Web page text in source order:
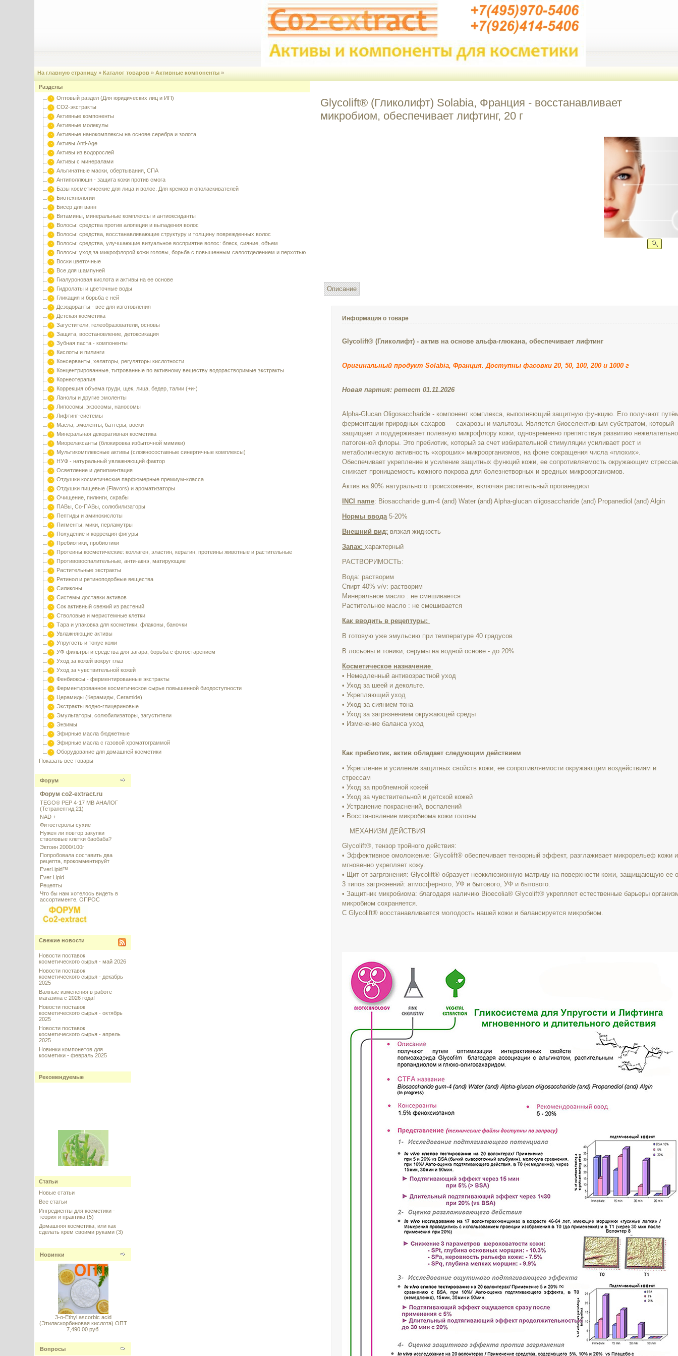
На главную страницу »Каталог товаров »Активные компоненты »
Разделы
Оптовый раздел (Для юридических лиц и ИП)
CO2-экстракты
Активные компоненты
Активные молекулы
Активные нанокомплексы на основе серебра и золота
Активы Anti-Age
Активы из водорослей
Активы с минералами
Альгинатные маски, обертывания, СПА
Антиполлюшн - защита кожи против смога
Базы косметические для лица и волос. Для кремов и ополаскивателей
Биотехнологии
Бисер для ванн
Витамины, минеральные комплексы и антиоксиданты
Волосы: средства против алопеции и выпадения волос
Волосы: средства, восстанавливающие структуру и толщину поврежденных волос
Волосы: средства, улучшающие визуальное восприятие волос: блеск, сияние, объем
Волосы: уход за микрофлорой кожи головы, борьба с повышенным салоотделением и перхотью
Воски цветочные
Все для шампуней
Гиалуроновая кислота и активы на ее основе
Гидролаты и цветочные воды
Гликация и борьба с ней
Дезодоранты - все для изготовления
Детская косметика
Загустители, гелеобразователи, основы
Защита, восстановление, детоксикация
Зубная паста - компоненты
Кислоты и пилинги
Консерванты, хелаторы, регуляторы кислотности
Концентрированные, титрованные по активному веществу водорастворимые экстракты
Корнеотерапия
Коррекция объема груди, щек, лица, бедер, талии (+и-)
Ланолы и другие эмоленты
Липосомы, экзосомы, наносомы
Лифтинг-системы
Масла, эмоленты, баттеры, воски
Минеральная декоративная косметика
Миорелаксанты (блокировка избыточной мимики)
Мультикомплексные активы (сложносоставные синергичные комплексы)
НУФ - натуральный увлажняющий фактор
Осветление и депигментация
Отдушки косметические парфюмерные премиум-класса
Отдушки пищевые (Flavors) и ароматизаторы
Очищение, пилинги, скрабы
ПАВы, Со-ПАВы, солюбилизаторы
Пептиды и аминокислоты
Пигменты, мики, перламутры
Похудение и коррекция фигуры
Пребиотики, пробиотики
Протеины косметические: коллаген, эластин, кератин, протеины животные и растительные
Противовоспалительные, анти-акнэ, матирующие
Растительные экстракты
Ретинол и ретиноподобные вещества
Силиконы
Системы доставки активов
Сок активный свежий из растений
Стволовые и меристемные клетки
Тара и упаковка для косметики, флаконы, баночки
Увлажняющие активы
Упругость и тонус кожи
УФ-фильтры и средства для загара, борьба с фотостарением
Уход за кожей вокруг глаз
Уход за чувствительной кожей
Фенбиоксы - ферментированные экстракты
Ферментированное косметическое сырье повышенной биодоступности
Церамиды (Керамиды, Ceramide)
Экстракты водно-глицериновые
Эмульгаторы, солюбилизаторы, загустители
Энзимы
Эфирные масла бюджетные
Эфирные масла с газовой хроматограммой
Оборудование для домашней косметики
Показать все товары
Форум
Форум co2-extract.ru
TEGO® PEP 4-17 MB АНАЛОГ
(Тетрапептид 21)
NAD +
Фитостеролы сухие
Нужен ли повтор закупки
стволовые клетки баобаба?
Эктоин 2000/100г
Попробовала составить два
рецепта, прокомментируйт
EverLipid™
Ever Lipid
Рецепты
Что бы нам хотелось видеть в
ассортименте, ОПРОС
Свежие новости
Новости поставок
косметического сырья - май 2026
Новости поставок
косметического сырья - декабрь
2025
Важные изменения в работе
магазина с 2026 года!
Новости поставок
косметического сырья - октябрь
2025
Новости поставок
косметического сырья - апрель
2025
Новинки компонетов для
косметики - февраль 2025
Рекомендуемые
HYDRASALINOL (Гидрасалинол)
- новый эффективный
увлажнитель кожи, 2 мл
---------
MATRIXYL Morphomics Sederma,
Франция - пептид против
вертикальных морщин
(Матриксил Морфомикс), 5 г
---------
Статьи
Новые статьи
Все статьи
Ингредиенты для косметики -
теория и практика (5)
Домашняя косметика, или как
сделать крем своими руками (3)
Новинки
3-o-Ethyl ascorbic acid
(Этиласкорбиновая кислота) ОПТ
7,490.00 руб.
Вопросы
Glycolift® (Гликолифт) Solabia, Франция - восстанавливает
микробиом, обеспечивает лифтинг, 20 г
Описание
Информация о товаре
Glycolift® (Гликолифт) - актив на основе альфа-глюкана, обеспечивает лифтинг
Оригинальный продукт Solabia, Франция. Доступны фасовки 20, 50, 100, 200 и 1000 г
Новая партия: ретест 01.11.2026
Alpha-Glucan Oligosaccharide - компонент комплекса, выполняющий защитную функцию. Его получают
ферментации природных сахаров — сахарозы и мальтозы. Является биоселективным субстратом, который
защищает и поддерживает полезную микрофлору кожи, одновременно препятствуя развитию
патогенной флоры. Это пребиотик, который за счет избирательной стимуляции усиливает рост и
метаболическую активность «хороших» микроорганизмов, на фоне сокращения числа «плохих».
Обеспечивает укрепление и усиление защитных функций кожи, ее сопротивляемость окружающим
снижает проницаемость кожного покрова для болезнетворных и вредных микроорганизмов.
Актив на 90% натурального происхожения, включая растительный пропанедиол
INCI name: Biosaccharide gum-4 (and) Water (and) Alpha-glucan oligosaccharide (and) Propanediol (and) Algin
Нормы ввода 5-20%
Внешний вид: вязкая жидкость
Запах: характерный
РАСТВОРИМОСТЬ:
Вода: растворим
Спирт 40% v/v: растворим
Минеральное масло : не смешивается
Растительное масло : не смешивается
Как вводить в рецептуры:
В готовую уже эмульсию при температуре 40 градусов
В лосьоны и тоники, серумы на водной основе - до 20%
Косметическое назначение
• Немедленный антивозрастной уход
• Уход за шеей и декольте.
• Укрепляющий уход
• Уход за сиянием тона
• Уход за загрязнением окружающей среды
• Изменение баланса уход
Как пребиотик, актив обладает следующим действием
• Укрепление и усиление защитных свойств кожи, ее сопротивляемости окружающим воздействиям и
стрессам
• Уход за проблемной кожей
• Уход за чувствительной и детской кожей
• Устранение покраснений, воспалений
• Восстановление микробиома кожи головы
МЕХАНИЗМ ДЕЙСТВИЯ
Glycolift®, тензор тройного действия:
• Эффективное омоложение: Glycolift® обеспечивает тензорный эффект, разглаживает микрорельеф кожи и
мгновенно укрепляет кожу.
• Щит от загрязнения: Glycolift® образует неокклюзионную матрицу на поверхности кожи, защищающую ее
3 типов загрязнений: атмосферного, УФ и бытового, УФ и бытового.
• Защитник микробиома: благодаря наличию Bioecolia® Glycolift® укрепляет естественные барьеры
микробиом сохраняется.
С Glycolift® восстанавливается молодость нашей кожи и балансируется микробиом.